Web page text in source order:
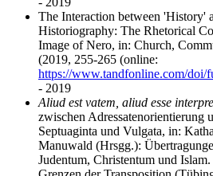
The Interaction between 'History'
Historiography: The Rhetorical
Image of Nero, in: Church,
(2019, 255-265 (online:
https://www.tandfonline.com/doi/
- 2019
Aliud est vatem, aliud esse
zwischen Adressatenorientierung
Septuaginta und Vulgata, in:
Manuwald (Hrsgg.):
Judentum, Christentum und